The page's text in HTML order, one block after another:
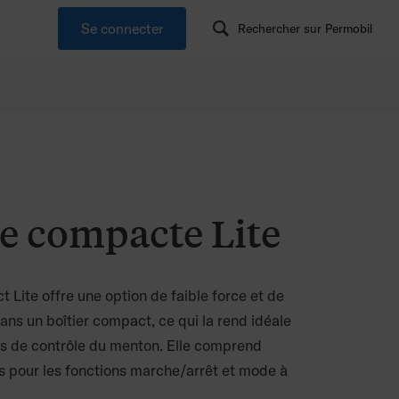
Se connecter Rechercher sur Permobil
compacte Lite
Lite offre une option de faible force et de
un boîtier compact, ce qui la rend idéale
de contrôle du menton. Elle comprend
pour les fonctions marche/arrêt et mode à